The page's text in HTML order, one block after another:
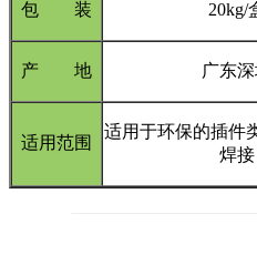
包 装 20kg/
产 地 广东深
适用范围
适用于环保的插件
焊接